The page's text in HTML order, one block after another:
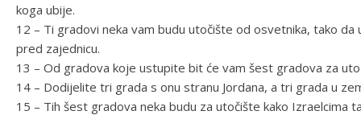
koga ubije.
12 – Ti gradovi neka vam budu utočište od osvetnika, tako
pred zajednicu.
13 – Od gradova koje ustupite bit će vam šest gradova za
14 – Dodijelite tri grada s onu stranu Jordana, a tri grada u
15 – Tih šest gradova neka budu za utočište kako Izraelcima